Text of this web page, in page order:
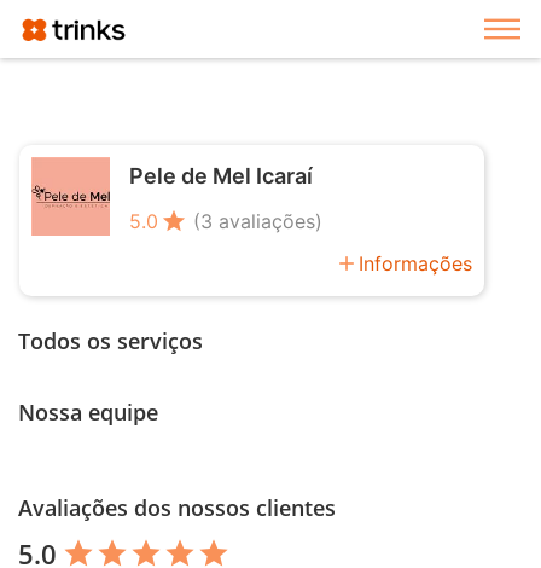
Pele de Mel Icaraí
5.0 star (3 avaliações)
add Informações
Todos os serviços
Nossa equipe
Avaliações dos nossos clientes
5.0 star star star star star